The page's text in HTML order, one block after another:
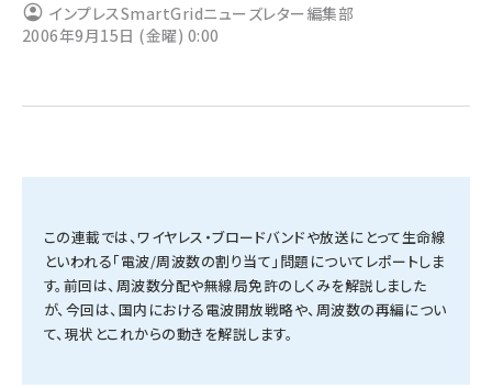
ペロブスカイト (353)
ngn (294)
タンデム (161)
インプレスSmartGridニューズレター編集部
2006年9月15日 (金曜) 0:00
この連載では、ワイヤレス・ブロードバンドや放送にとって生命線
といわれる「電波/周波数の割り当て」問題についてレポートしま
す。前回は、周波数分配や無線局免許のしくみを解説しました
が、今回は、国内における電波開放戦略や、周波数の再編につい
て、現状とこれからの動きを解説します。